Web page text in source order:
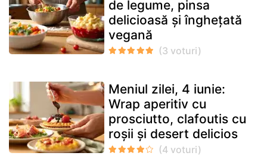
de legume, pinsa
delicioasă și înghețată
vegană
Meniul zilei, 4 iunie:
Wrap aperitiv cu
prosciutto, clafoutis cu
roșii și desert delicios